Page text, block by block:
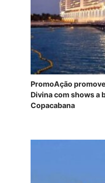
PromoAção
Divina com shows a
Copacabana